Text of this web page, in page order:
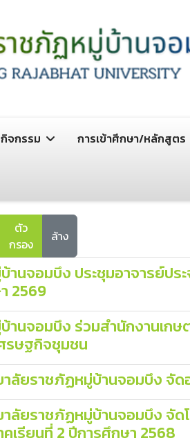
จกรรม การเข้าศึกษา/หลักสูตร
ตัว
กรอง
ล้าง
นจอมบึง ประชุมอาจารย์ปร
2569
นจอมบึง ร่วมสำนักงานเกษ
รษฐกิจชุมชน
ลัยราชภัฏหมู่บ้านจอมบึง จั
ยราชภัฏหมู่บ้านจอมบึง จัด
รียนที่ 2 ปีการศึกษา 2568